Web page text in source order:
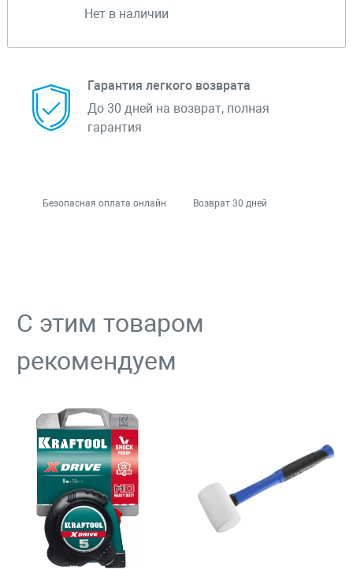
Нет в наличии
Гарантия легкого возврата
До 30 дней на возврат, полная
гарантия
Безопасная оплата онлайн Возврат 30 дней
С этим товаром
рекомендуем